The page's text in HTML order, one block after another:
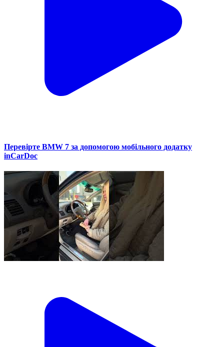
Перевірте BMW 7 за допомогою мобільного додатку
inCarDoc